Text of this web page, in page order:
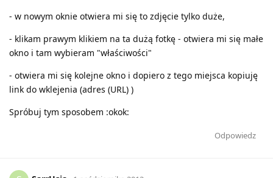
- w nowym oknie otwiera mi się to zdjęcie tylko duże,
- klikam prawym klikiem na ta dużą fotkę - otwiera mi się małe
okno i tam wybieram "właściwości"
- otwiera mi się kolejne okno i dopiero z tego miejsca kopiuję
link do wklejenia (adres (URL) )
Spróbuj tym sposobem :okok:
Odpowiedz